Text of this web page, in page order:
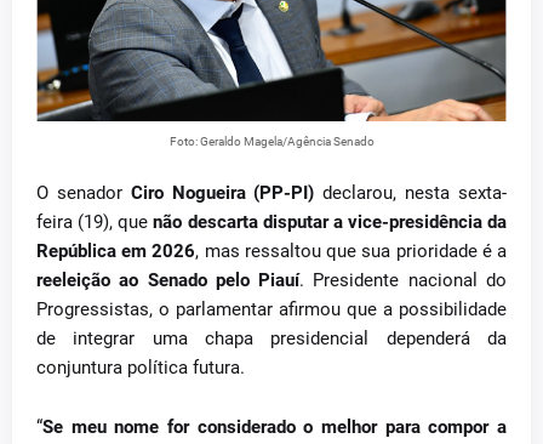
Foto: Geraldo Magela/Agência Senado
O senador Ciro Nogueira (PP-PI) declarou, nesta sexta-
feira (19), quenão descarta disputar a vice-presidência da
República em 2026, mas ressaltou que sua prioridade é a
reeleição ao Senado pelo Piauí. Presidente nacional do
Progressistas, o parlamentar afirmou que a possibilidade
de integrar uma chapa presidencial dependerá da
conjuntura política futura.
“Se meu nome for considerado o melhor para compor a